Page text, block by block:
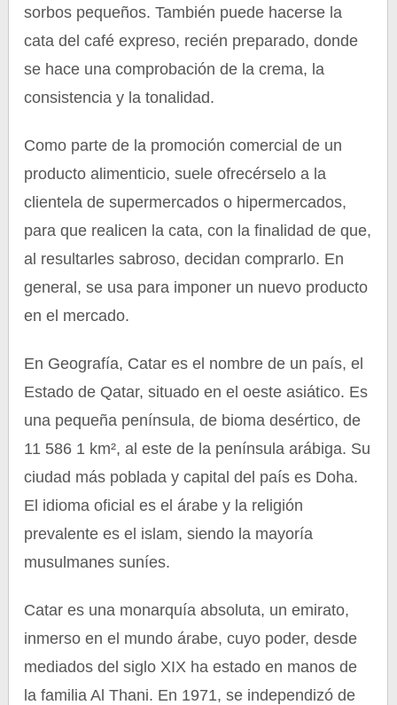
sorbos pequeños. También puede hacerse la
cata del café expreso, recién preparado, donde
se hace una comprobación de la crema, la
consistencia y la tonalidad.
Como parte de la promoción comercial de un
producto alimenticio, suele ofrecérselo a la
clientela de supermercados o hipermercados,
para que realicen la cata, con la finalidad de que,
al resultarles sabroso, decidan comprarlo. En
general, se usa para imponer un nuevo producto
en el mercado.
En Geografía, Catar es el nombre de un país, el
Estado de Qatar, situado en el oeste asiático. Es
una pequeña península, de bioma desértico, de
11 586 1 km², al este de la península arábiga. Su
ciudad más poblada y capital del país es Doha.
El idioma oficial es el árabe y la religión
prevalente es el islam, siendo la mayoría
musulmanes suníes.
Catar es una monarquía absoluta, un emirato,
inmerso en el mundo árabe, cuyo poder, desde
mediados del siglo XIX ha estado en manos de
la familia Al Thani. En 1971, se independizó de